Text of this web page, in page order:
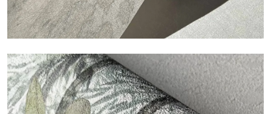
Touch
Oberfläche mit faseriger und unregelmäßiger Struktur und